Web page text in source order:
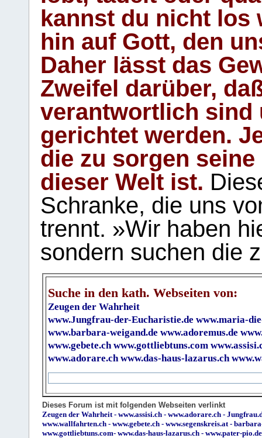
kannst du nicht los
hin auf Gott, den
Daher lässt das
Zweifel darüber,
verantwortlich sind
gerichtet werden.
die zu sorgen
dieser Welt ist.
Schranke, die uns
trennt. »Wir haben
sondern suchen die
Suche in den kath. Webseiten von:
Zeugen der Wahrheit
www.Jungfrau-der-Eucharistie.de www.maria-
www.barbara-weigand.de www.adoremus.de
www.gebete.ch www.gottliebtuns.com
www.adorare.ch www.das-haus-lazarus.ch
Dieses Forum ist mit folgenden Webseiten verlinkt
Zeugen der Wahrheit - www.assisi.ch - www.adorare.ch -
www.wallfahrten.ch - www.gebete.ch - www.segenskreis.at -
www.gottliebtuns.com- www.das-haus-lazarus.ch - www.pater-pio.de